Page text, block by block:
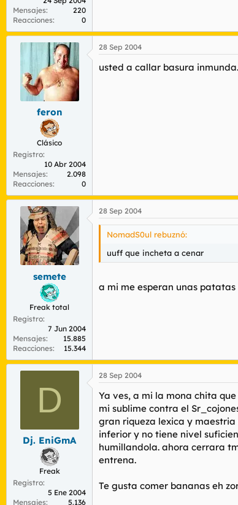
Mensajes
220
Reacciones
0
feron
Clásico
Registro
10 Abr 2004
Mensajes
2.098
Reacciones
0
28 Sep 2004
usted a callar basura
semete
Freak total
Registro
7 Jun 2004
Mensajes
15.885
Reacciones
15.344
28 Sep 2004
NomadS0ul rebuznó:
uuff que incheta a cenar
a mi me esperan unas
D
Dj. EniGmA
Freak
Registro
5 Ene 2004
Mensajes
5.136
28 Sep 2004
Ya ves, a mi la mona chita
mi sublime contra el
gran riqueza lexica y
inferior y no tiene nivel
humillandola. ahora cerrara
entrena.
Te gusta comer bananas eh